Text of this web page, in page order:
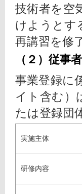
技術者を空
けようとす
再講習を修
（２）従事
事業登録に
イト含む）
たは登録団
実施主体
研修内容